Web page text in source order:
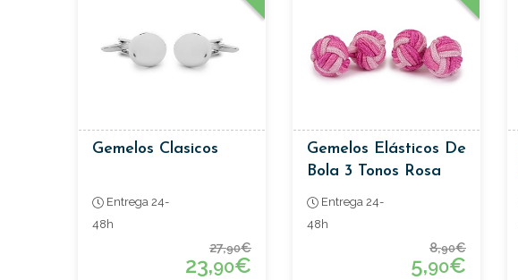
Gemelos Clasicos
Entrega 24-
48h
27,90€
23,90€
Gemelos Elásticos De
Bola 3 Tonos Rosa
Entrega 24-
48h
8,90€
5,90€